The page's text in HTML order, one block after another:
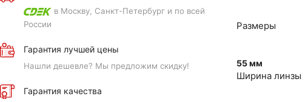
в Москву, Санкт-Петербург и по всей
России
Гарантия лучшей цены
Нашли дешевле? Мы предложим скидку!
Гарантия качества
Размеры
55 мм
Ширина линзы